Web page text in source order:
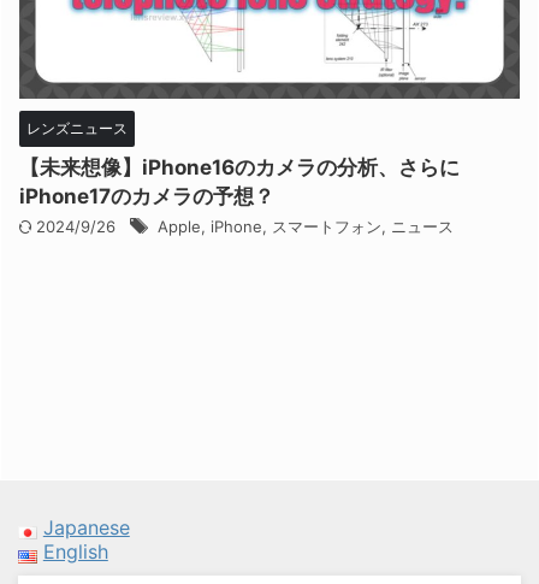
レンズニュース
【未来想像】iPhone16のカメラの分析、さらに
iPhone17のカメラの予想？
2024/9/26 Apple, iPhone, スマートフォン, ニュース
Japanese
English